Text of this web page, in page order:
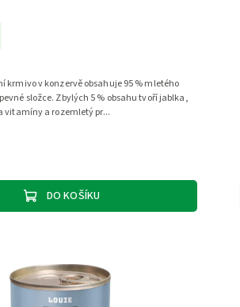
DO KOŠÍKU
krmivo v konzervě obsahuje 95 % mletého
složce. Zbylých 5 % obsahu tvoří jablka,
vitamíny a rozemletý pr...